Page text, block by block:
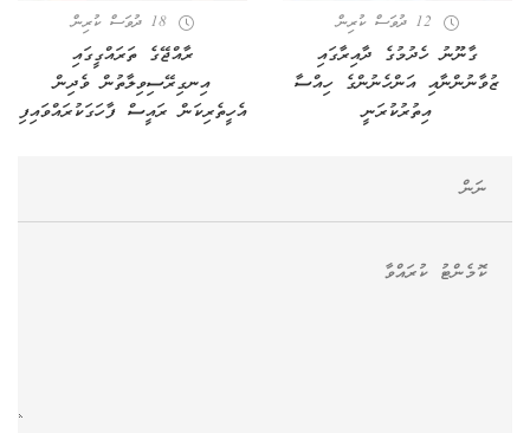
12 ދުވަސް ކުރިން
ގާނޫނު ހެދުމުގެ ދާއިރާގައި
ޒުވާނުންނާއި އަންހެނުންގެ ހިއްސާ
އިތުރުކުރަނީ
18 ދުވަސް ކުރިން
ރާއްޖޭގެ ތަރައްގީގައި
އިނގިރޭސިވިލާތުން ވެދިން
އެހީތެރިކަން ރައީސް ފާހަގަކުރައްވައިފި